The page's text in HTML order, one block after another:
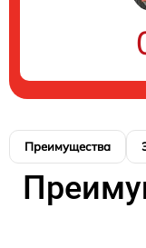
Преимущества